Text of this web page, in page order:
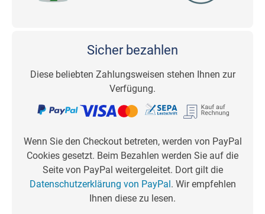
Sicher bezahlen
Diese beliebten Zahlungsweisen stehen Ihnen zur
Verfügung.
Wenn Sie den Checkout betreten, werden von PayPal
Cookies gesetzt. Beim Bezahlen werden Sie auf die
Seite von PayPal weitergeleitet. Dort gilt die
Datenschutzerklärung von PayPal . Wir empfehlen
Ihnen diese zu lesen.